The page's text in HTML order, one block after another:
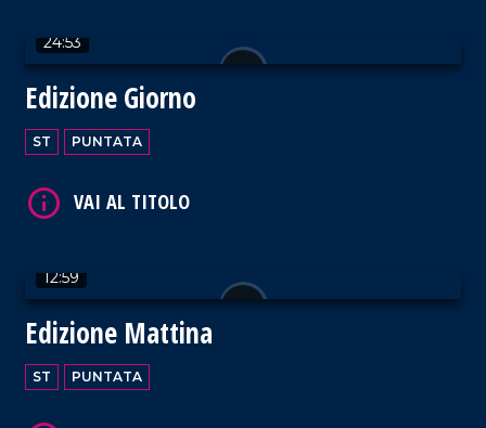
24:53
Edizione Giorno
ST PUNTATA
12:59
Edizione Mattina
ST PUNTATA